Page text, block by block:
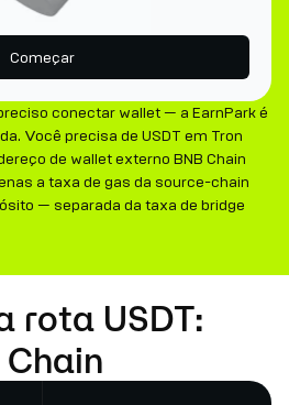
Começar
conectar wallet — a EarnPark é
Você precisa de USDT em Tron
de wallet externo BNB Chain
a taxa de gas da source-chain
— separada da taxa de bridge
rota USDT:
Chain